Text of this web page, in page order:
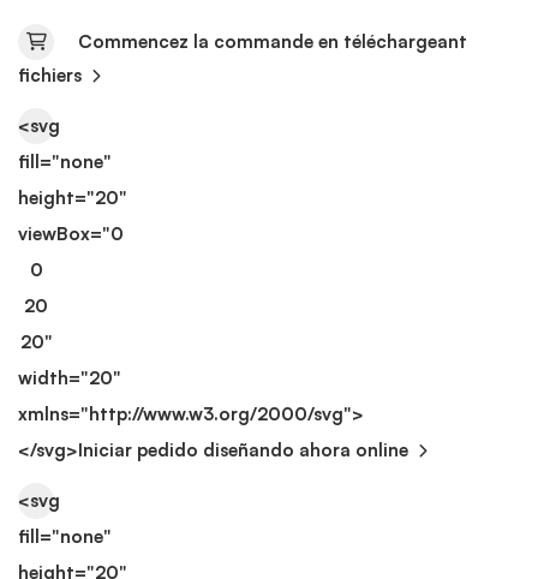
Commencez la commande en téléchargeant
fichiers
<svg
fill="none"
height="20"
viewBox="0
0
20
20"
width="20"
xmlns="http://www.w3.org/2000/svg">
</svg>Iniciar pedido diseñando ahora online
<svg
fill="none"
height="20"